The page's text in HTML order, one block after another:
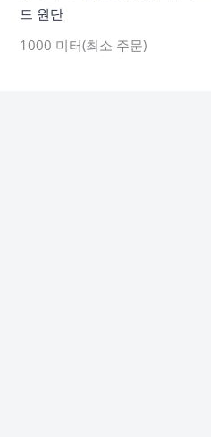
드 원단
1000 미터(최소 주문)